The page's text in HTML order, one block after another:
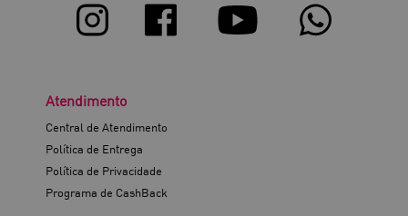
Atendimento
Central de Atendimento
Política de Entrega
Política de Privacidade
Programa de CashBack